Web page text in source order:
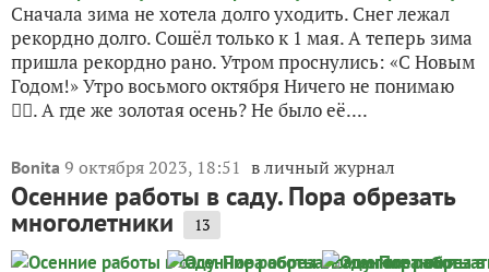
Сначала зима не хотела долго уходить. Снег лежал
рекордно долго. Сошёл только к 1 мая. А теперь зима
пришла рекордно рано. Утром проснулись: «С Новым
Годом!» Утро восьмого октября Ничего не понимаю
🤷‍♀️. А где же золотая осень? Не было её....
Bonita 9 октября 2023, 18:51 в личный журнал
Осенние работы в саду. Пора обрезать
многолетники 13